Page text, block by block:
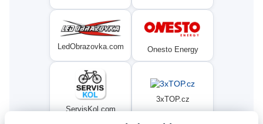
LedObrazovka.com Onesto Energy
ServisKol.com
3xTOP.cz